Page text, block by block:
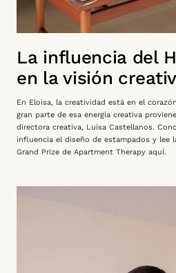
La influencia del
en la visión
En Eloisa, la creatividad está en el
gran parte de esa energía creativa
directora creativa, Luisa Castellanos.
influencia el diseño de estampados y lee
Grand Prize de Apartment Therapy aquí.